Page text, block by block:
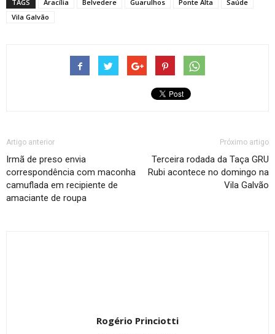
TAGS Aracília Belvedere Guarulhos Ponte Alta
Saúde
Vila Galvão
Artigo anterior
Irmã de preso envia
correspondência com maconha
camuflada em recipiente de
amaciante de roupa
Próximo artigo
Terceira rodada da Taça GRU
Rubi acontece no domingo na
Vila Galvão
Rogério Princiotti